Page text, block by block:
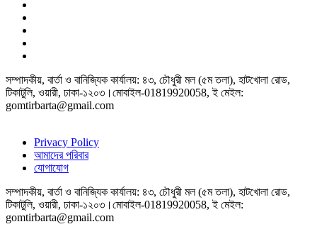
সম্পাদকীয়, বার্তা ও বানিজ্যিক কার্যালয়: ৪৩, চৌধুরী মল (৫ম তলা), হাটখোলা রোড,
টিকাটুলি, ওয়ারী, ঢাকা-১২০৩।মোবাইল-01819920058, ই মেইল:
gomtirbarta@gmail.com
Privacy Policy
আমাদের পরিবার
যোগাযোগ
সম্পাদকীয়, বার্তা ও বানিজ্যিক কার্যালয়: ৪৩, চৌধুরী মল (৫ম তলা), হাটখোলা রোড,
টিকাটুলি, ওয়ারী, ঢাকা-১২০৩।মোবাইল-01819920058, ই মেইল:
gomtirbarta@gmail.com